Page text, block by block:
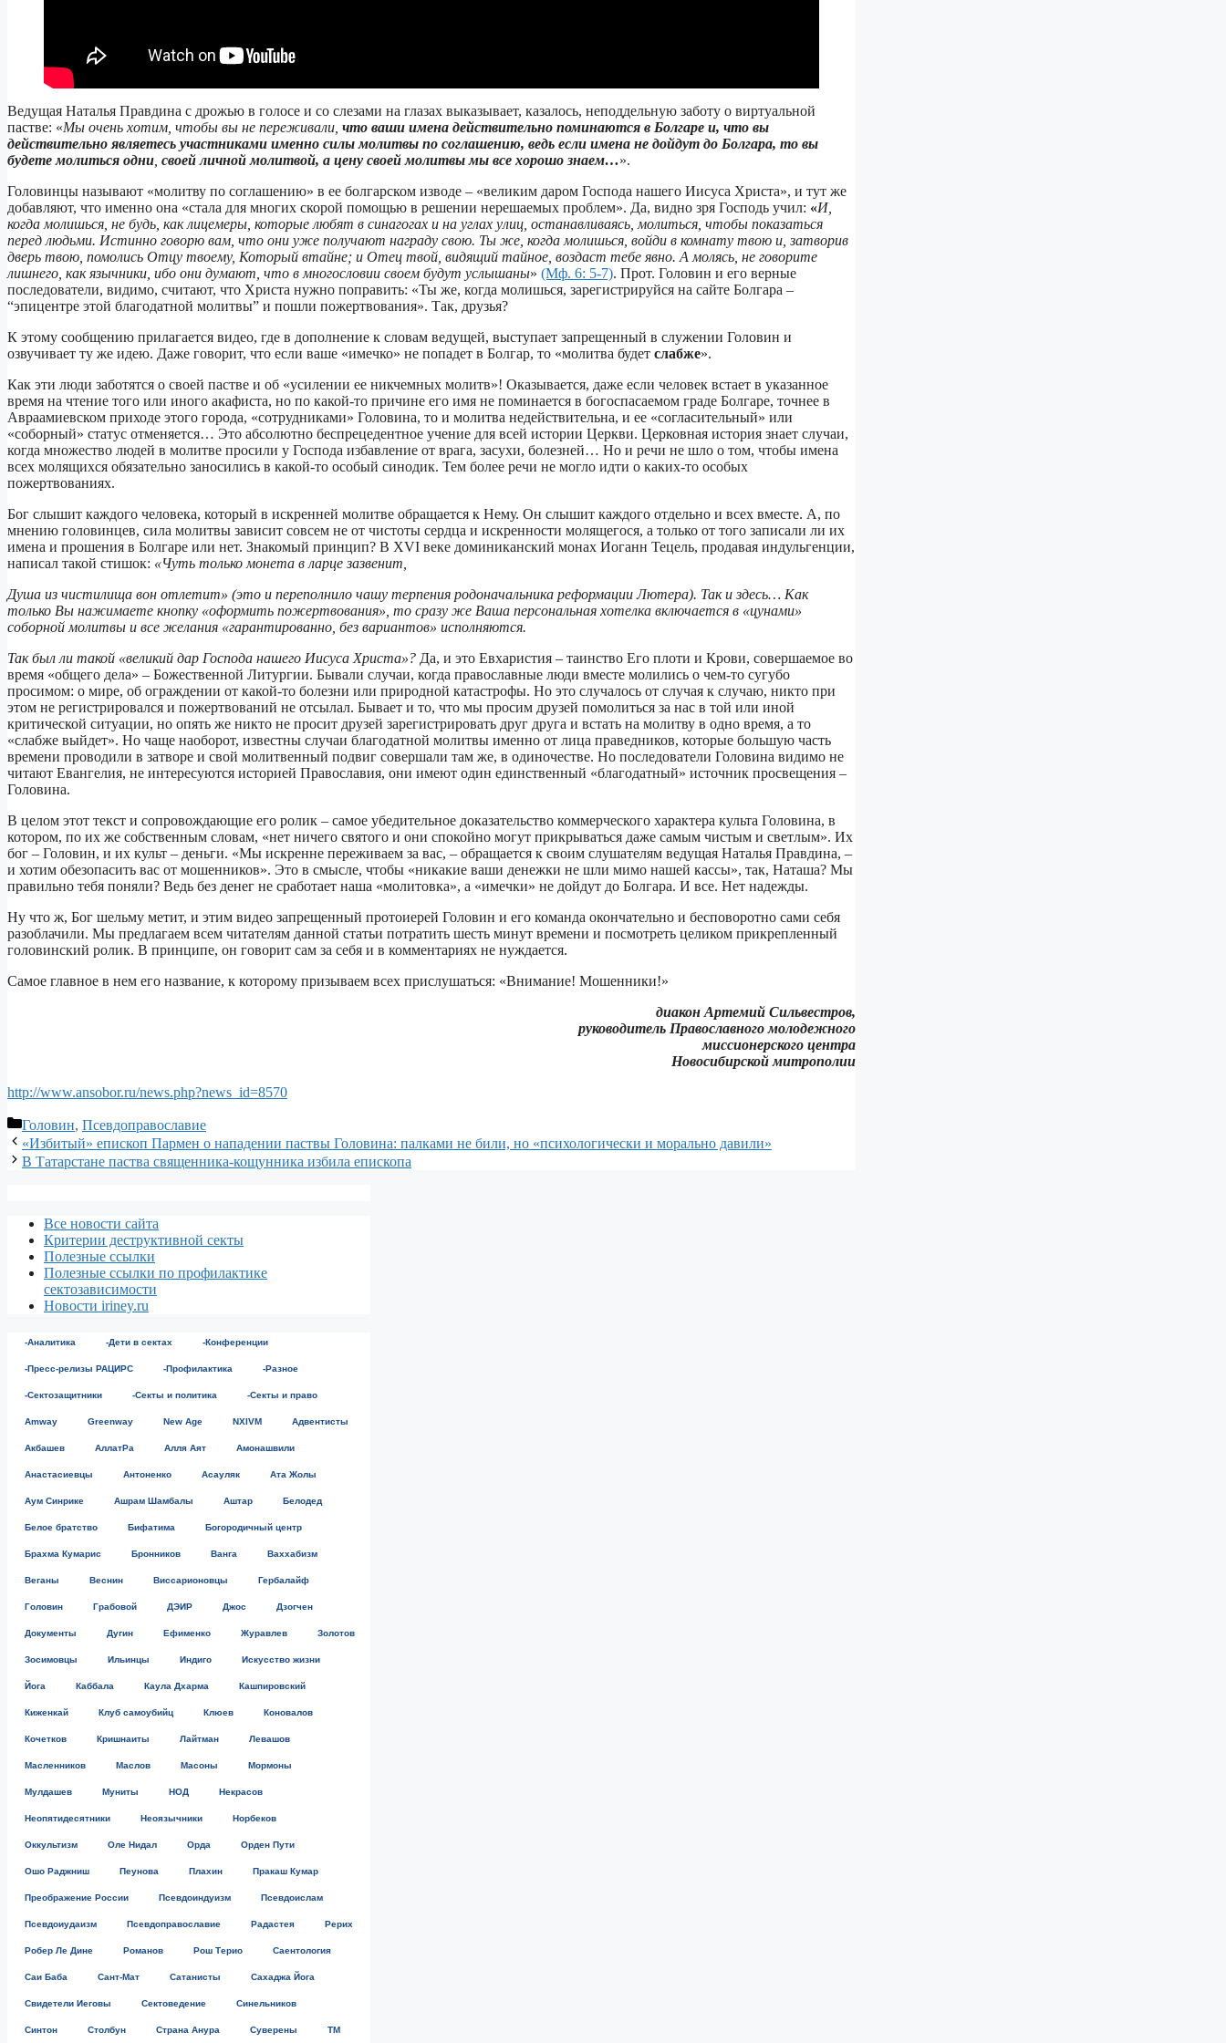
Ведущая Наталья Правдина с дрожью в голосе и со слезами на глазах выказывает, казалось, неподдельную заботу о виртуальной
пастве: «Мы очень хотим, чтобы вы не переживали, что ваши имена действительно поминаются в Болгаре и, что вы
действительно являетесь участниками именно силы молитвы по соглашению, ведь если имена не дойдут до Болгара, то вы
будете молиться одни своей личной молитвой, а цену своей молитвы мы все хорошо знаем…».
Головинцы называют «молитву по соглашению» в ее болгарском изводе – «великим даром Господа нашего Иисуса Христа», и тут же
добавляют, что именно она «стала для многих скорой помощью в решении нерешаемых проблем». Да, видно зря Господь учил: «И,
когда молишься, не будь, как лицемеры, которые любят в синагогах и на углах улиц, останавливаясь, молиться, чтобы показаться
перед людьми. Истинно говорю вам, что они уже получают награду свою. Ты же, когда молишься, войди в комнату твою и, затворив
дверь твою, помолись Отцу твоему, Который втайне; и Отец твой, видящий тайное, воздаст тебе явно. А молясь, не говорите
лишнего, как язычники, ибо они думают, что в многословии своем будут услышаны» (Мф. 6: 5-7). Прот. Головин и его верные
последователи, видимо, считают, что Христа нужно поправить: «Ты же, когда молишься, зарегистрируйся на сайте Болгара –
“эпицентре этой благодатной молитвы” и пошли пожертвования». Так, друзья?
К этому сообщению прилагается видео, где в дополнение к словам ведущей, выступает запрещенный в служении Головин и
озвучивает ту же идею. Даже говорит, что если ваше «имечко» не попадет в Болгар, то «молитва будет слабже».
Как эти люди заботятся о своей пастве и об «усилении ее никчемных молитв»! Оказывается, даже если человек встает в указанное
время на чтение того или иного акафиста, но по какой-то причине его имя не поминается в богоспасаемом граде Болгаре, точнее в
Авраамиевском приходе этого города, «сотрудниками» Головина, то и молитва недействительна, и ее «согласительный» или
«соборный» статус отменяется… Это абсолютно беспрецедентное учение для всей истории Церкви. Церковная история знает случаи,
когда множество людей в молитве просили у Господа избавление от врага, засухи, болезней… Но и речи не шло о том, чтобы имена
всех молящихся обязательно заносились в какой-то особый синодик. Тем более речи не могло идти о каких-то особых
пожертвованиях.
Бог слышит каждого человека, который в искренней молитве обращается к Нему. Он слышит каждого отдельно и всех вместе. А, по
мнению головинцев, сила молитвы зависит совсем не от чистоты сердца и искренности молящегося, а только от того записали ли их
имена и прошения в Болгаре или нет. Знакомый принцип? В XVI веке доминиканский монах Иоганн Тецель, продавая индульгенции,
написал такой стишок: «Чуть только монета в ларце зазвенит,
Душа из чистилища вон отлетит» (это и переполнило чашу терпения родоначальника реформации Лютера). Так и здесь… Как
только Вы нажимаете кнопку «оформить пожертвования», то сразу же Ваша персональная хотелка включается в «цунами»
соборной молитвы и все желания «гарантированно, без вариантов» исполняются.
Так был ли такой «великий дар Господа нашего Иисуса Христа»? Да, и это Евхаристия – таинство Его плоти и Крови, совершаемое во
время «общего дела» – Божественной Литургии. Бывали случаи, когда православные люди вместе молились о чем-то сугубо
просимом: о мире, об ограждении от какой-то болезни или природной катастрофы. Но это случалось от случая к случаю, никто при
этом не регистрировался и пожертвований не отсылал. Бывает и то, что мы просим друзей помолиться за нас в той или иной
критической ситуации, но опять же никто не просит друзей зарегистрировать друг друга и встать на молитву в одно время, а то
«слабже выйдет». Но чаще наоборот, известны случаи благодатной молитвы именно от лица праведников, которые большую часть
времени проводили в затворе и свой молитвенный подвиг совершали там же, в одиночестве. Но последователи Головина видимо не
читают Евангелия, не интересуются историей Православия, они имеют один единственный «благодатный» источник просвещения –
Головина.
В целом этот текст и сопровождающие его ролик – самое убедительное доказательство коммерческого характера культа Головина, в
котором, по их же собственным словам, «нет ничего святого и они спокойно могут прикрываться даже самым чистым и светлым». Их
бог – Головин, и их культ – деньги. «Мы искренне переживаем за вас, – обращается к своим слушателям ведущая Наталья Правдина, –
и хотим обезопасить вас от мошенников». Это в смысле, чтобы «никакие ваши денежки не шли мимо нашей кассы», так, Наташа? Мы
правильно тебя поняли? Ведь без денег не сработает наша «молитовка», а «имечки» не дойдут до Болгара. И все. Нет надежды.
Ну что ж, Бог шельму метит, и этим видео запрещенный протоиерей Головин и его команда окончательно и бесповоротно сами себя
разоблачили. Мы предлагаем всем читателям данной статьи потратить шесть минут времени и посмотреть целиком прикрепленный
головинский ролик. В принципе, он говорит сам за себя и в комментариях не нуждается.
Самое главное в нем его название, к которому призываем всех прислушаться: «Внимание! Мошенники!»
диакон Артемий Сильвестров,
руководитель Православного молодежного
миссионерского центра
Новосибирской митрополии
http://www.ansobor.ru/news.php?news_id=8570
Рубрики
Головин, Псевдоправославие
«Избитый» епископ Пармен о нападении паствы Головина: палками не били, но «психологически и морально давили»
В Татарстане паства священника-кощунника избила епископа
Все новости сайта
Критерии деструктивной секты
Полезные ссылки
Полезные ссылки по профилактике
сектозависимости
Новости iriney.ru
-Аналитика -Дети в сектах -Конференции
-Пресс-релизы РАЦИРС -Профилактика -Разное
-Сектозащитники -Секты и политика -Секты и право
Amway Greenway New Age NXIVM Адвентисты
Акбашев АллатРа Алля Аят Амонашвили
Анастасиевцы Антоненко Асауляк Ата Жолы
Аум Синрике Ашрам Шамбалы Аштар Белодед
Белое братство Бифатима Богородичный центр
Брахма Кумарис Бронников Ванга Ваххабизм
Веганы Веснин Виссарионовцы Гербалайф
Головин Грабовой ДЭИР Джос Дзогчен
Документы Дугин Ефименко Журавлев Золотов
Зосимовцы Ильинцы Индиго Искусство жизни
Йога Каббала Каула Дхарма Кашпировский
Киженкай Клуб самоубийц Клюев Коновалов
Кочетков Кришнаиты Лайтман Левашов
Масленников Маслов Масоны Мормоны
Мулдашев Муниты НОД Некрасов
Неопятидесятники Неоязычники Норбеков
Оккультизм Оле Нидал Орда Орден Пути
Ошо Раджниш Пеунова Плахин Пракаш Кумар
Преображение России Псевдоиндуизм Псевдоислам
Псевдоиудаизм Псевдоправославие Радастея Рерих
Робер Ле Дине Романов Рош Терио Саентология
Саи Баба Сант-Мат Сатанисты Сахаджа Йога
Свидетели Иеговы Сектоведение Синельников
Синтон Столбун Страна Анура Суверены ТМ